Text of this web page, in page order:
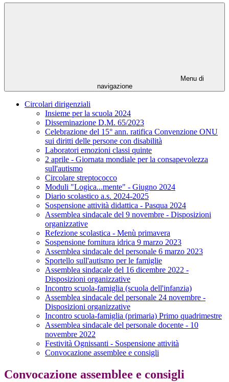
Menu di
navigazione
Circolari dirigenziali
Insieme per la scuola 2024
Disseminazione D.M. 65/2023
Celebrazione del 15° ann. ratifica Convenzione ONU
sui diritti delle persone con disabilità
Laboratori emozioni classi quinte
2 aprile - Giornata mondiale per la consapevolezza
sull'autismo
Circolare streptococco
Moduli "Logica...mente" - Giugno 2024
Diario scolastico a.s. 2024-2025
Sospensione attività didattica - Pasqua 2024
Assemblea sindacale del 9 novembre - Disposizioni
organizzative
Refezione scolastica - Menù primavera
Sospensione fornitura idrica 9 marzo 2023
Assemblea sindacale del personale 6 marzo 2023
Sportello sull'autismo per le famiglie
Assemblea sindacale del 16 dicembre 2022 -
Disposizioni organizzative
Incontro scuola-famiglia (scuola dell'infanzia)
Assemblea sindacale del personale 24 novembre -
Disposizioni organizzative
Incontro scuola-famiglia (primaria) Primo quadrimestre
Assemblea sindacale del personale docente - 10
novembre 2022
Festività Ognissanti - Sospensione attività
Convocazione assemblee e consigli
Convocazione assemblee e consigli